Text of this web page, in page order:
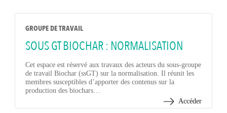
GROUPE DE TRAVAIL
SOUS GT BIOCHAR : NORMALISATION
Cet espace est réservé aux travaux des acteurs du sous-groupe
de travail Biochar (ssGT) sur la normalisation. Il réunit les
membres susceptibles d’apporter des contenus sur la
production des biochars…
Accéder